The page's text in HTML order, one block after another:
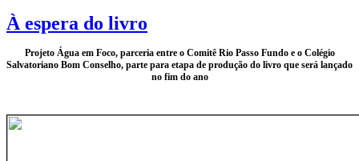
À espera do livro
Projeto Água em Foco, parceria entre o Comitê Rio Passo Fundo e o Colégio
Salvatoriano Bom Conselho, parte para etapa de produção do livro que será lançado
no fim do ano